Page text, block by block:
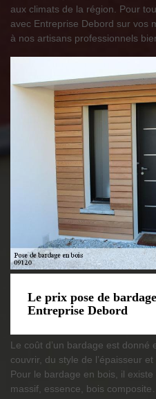
aux climats de la région. Pour
avec Entreprise Debord sur vos
à nos artisans professionnels
Le prix pose de
Entreprise Debord
Le coût d’un bardage est
couvrir, du style de l’épaisseur
Pour le bardage en bois, il
massif, essence, bois